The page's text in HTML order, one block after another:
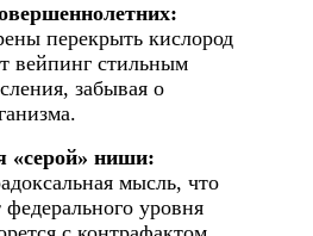
перекрыть кислород
вейпинг стильным
забывая о
«серой» ниши:
мысль, что
уровня